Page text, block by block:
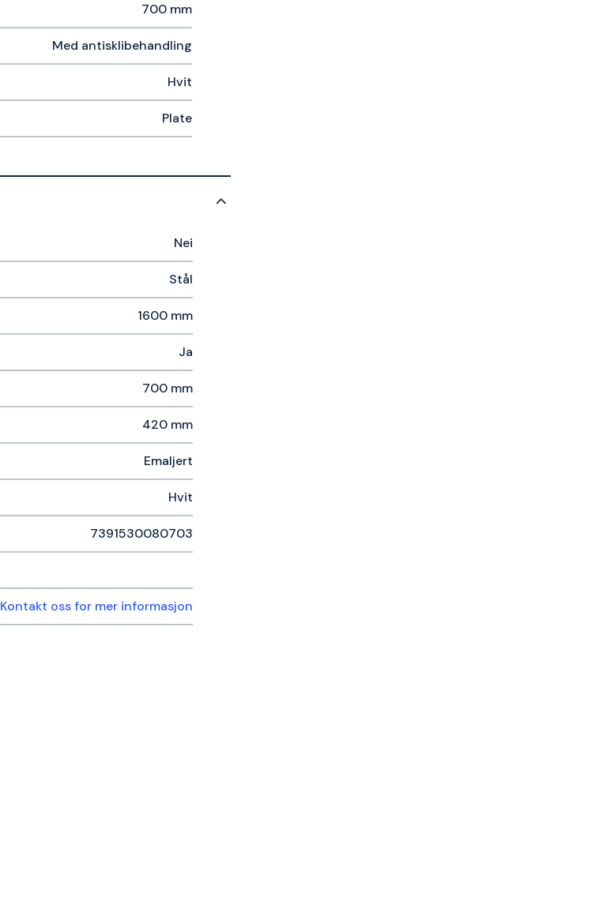
700 mm
Med antisklibehandling
Hvit
Plate
Nei
Stål
1600 mm
Ja
700 mm
420 mm
Emaljert
Hvit
7391530080703
Kontakt oss for mer informasjon